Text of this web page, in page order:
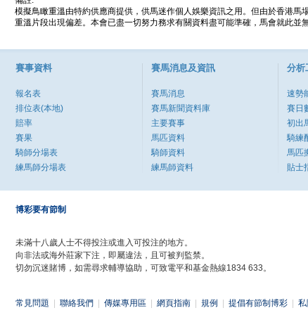
模擬鳥瞰重溫由特約供應商提供，供馬迷作個人娛樂資訊之用。但由於香港
重溫片段出現偏差。本會已盡一切努力務求有關資料盡可能準確，馬會就此並
賽事資料
報名表
排位表(本地)
賠率
賽果
騎師分場表
練馬師分場表
賽馬消息及資訊
賽馬消息
賽馬新聞資料庫
主要賽事
馬匹資料
騎師資料
練馬師資料
分析
速勢
賽日
初出
騎練
馬匹
貼士
博彩要有節制
未滿十八歲人士不得投注或進入可投注的地方。
向非法或海外莊家下注，即屬違法，且可被判監禁。
切勿沉迷賭博，如需尋求輔導協助，可致電平和基金熱線1834 633。
常見問題 聯絡我們 傳媒專用區 網頁指南 規例 提倡有節制博彩 私